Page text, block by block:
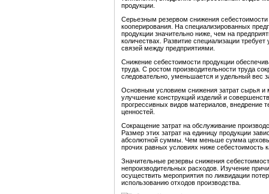
продукции.
Серьезным резервом снижения
кооперирования. На специализированных
продукции значительно ниже, чем на
количествах. Развитие специализации
связей между предприятиями.
Снижение себестоимости продукции
труда. С ростом производительности труда
следовательно, уменьшается и удельный вес
Основным условием снижения затрат сырья и
улучшение конструкций изделий и
прогрессивных видов материалов, внедрение
ценностей.
Сокращение затрат на обслуживание
Размер этих затрат на единицу продукции
абсолютной суммы. Чем меньше сумма
прочих равных условиях ниже себестоимость
Значительные резервы снижения
непроизводительных расходов. Изучение
осуществить мероприятия по ликвидации
использованию отходов производства.